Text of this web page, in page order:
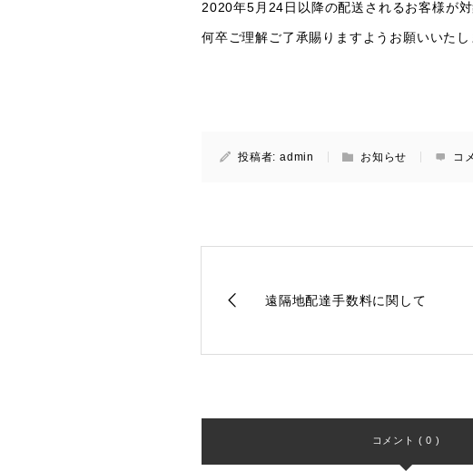
2020年5月24日以降の配送されるお客様が対
何卒ご理解ご了承賜りますようお願いいたし
投稿者: admin お知らせ コ
遠隔地配達手数料に関して
コメント ( 0 )